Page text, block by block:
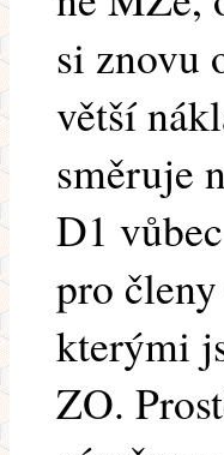
si znovu
větší
směruje
D1
pro
kterými
ZO.